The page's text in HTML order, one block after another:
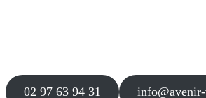
02 97 63 94 31